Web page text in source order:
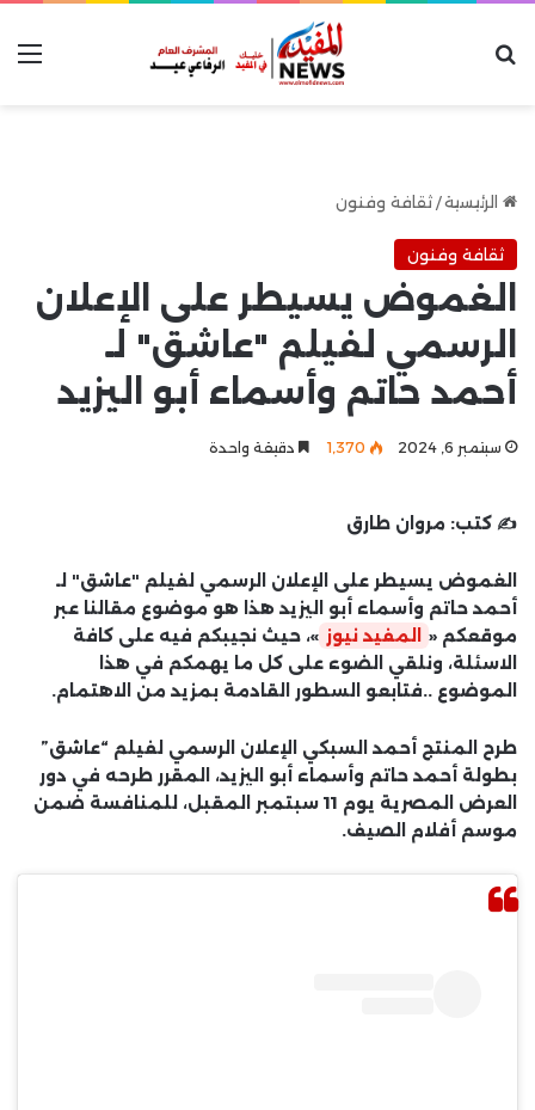
الرئيسية/ ثقافة وفنون
ثقافة وفنون
الغموض يسيطر على الإعلان
الرسمي لفيلم "عاشق" لـ
أحمد حاتم وأسماء أبو اليزيد
سبتمبر 6, 2024 1٬370 دقيقة واحدة
✍️ كتب: مروان طارق
الغموض يسيطر على الإعلان الرسمي لفيلم "عاشق" لـ
أحمد حاتم وأسماء أبو اليزيد هذا هو موضوع مقالنا عبر
موقعكم «
المفيد نيوز »، حيث نجيبكم فيه على كافة
الاسئلة، ونلقي الضوء على كل ما يهمكم في هذا
الموضوع ..فتابعو السطور القادمة بمزيد من الاهتمام.
طرح المنتج أحمد السبكي الإعلان الرسمي لفيلم “عاشق”
بطولة أحمد حاتم وأسماء أبو اليزيد، المقرر طرحه في دور
العرض المصرية يوم 11 سبتمبر المقبل، للمنافسة ضمن
موسم أفلام الصيف.